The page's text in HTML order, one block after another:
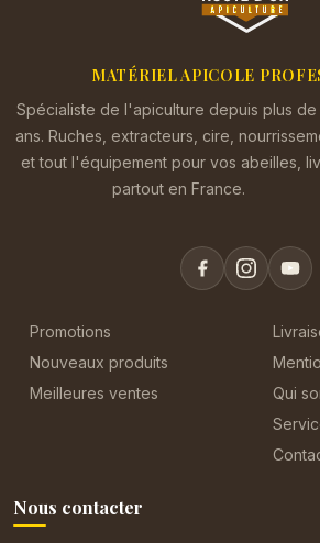
MATÉRIEL APICOLE
Spécialiste de l'apiculture depuis plus de
ans. Ruches, extracteurs, cire,
et tout l'équipement pour vos abeilles,
partout en France.
Promotions
Nouveaux produits
Meilleures ventes
Qui
Nous contacter